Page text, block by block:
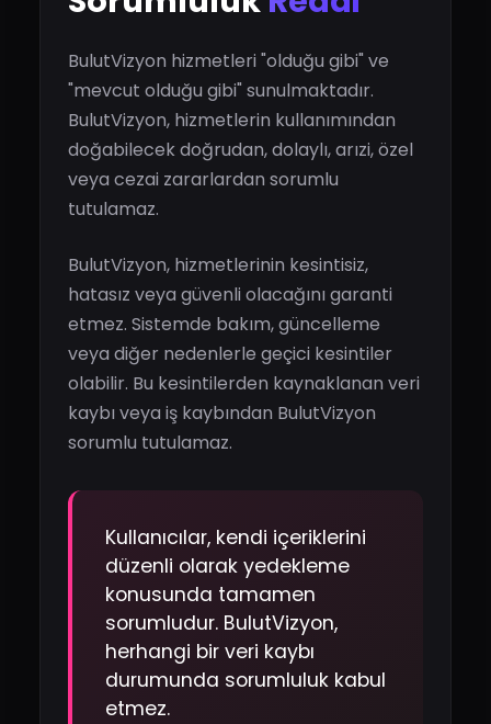
BulutVizyon hizmetleri "olduğu gibi" ve
"mevcut olduğu gibi" sunulmaktadır.
BulutVizyon, hizmetlerin kullanımından
doğabilecek doğrudan, dolaylı, arızi, özel
veya cezai zararlardan sorumlu
tutulamaz.
BulutVizyon, hizmetlerinin kesintisiz,
hatasız veya güvenli olacağını garanti
etmez. Sistemde bakım, güncelleme
veya diğer nedenlerle geçici kesintiler
olabilir. Bu kesintilerden kaynaklanan veri
kaybı veya iş kaybından BulutVizyon
sorumlu tutulamaz.
Kullanıcılar, kendi içeriklerini
düzenli olarak yedekleme
konusunda tamamen
sorumludur. BulutVizyon,
herhangi bir veri kaybı
durumunda sorumluluk kabul
etmez.